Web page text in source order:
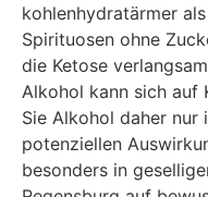
kohlenhydratärmer
Spirituosen ohne
die Ketose
Alkohol kann sich auf
Sie Alkohol daher nur
potenziellen
besonders in